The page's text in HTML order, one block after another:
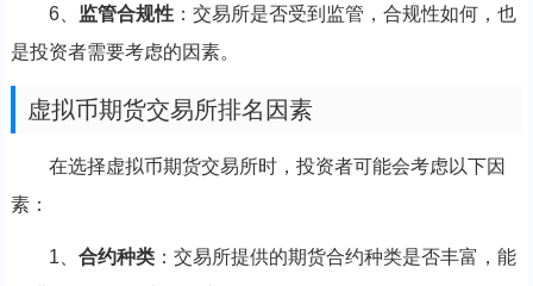
6、 监管合规性：交易所是否受到监管，合规性如何，也
是投资者需要考虑的因素。
虚拟币期货交易所排名因素
在选择虚拟币期货交易所时，投资者可能会考虑以下因
素：
1、 合约种类：交易所提供的期货合约种类是否丰富，能